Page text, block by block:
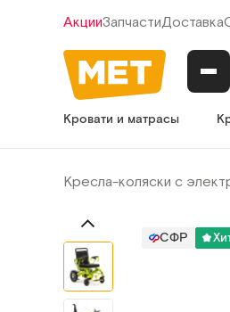
АкцииЗапчастиДоставка
Кровати и матрасы
Кресла-коляски с
СФР